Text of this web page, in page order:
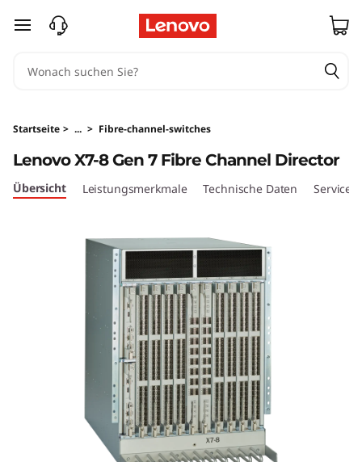
B
a
d
zum Hauptinhalt springen
Startseite > ... > Fibre-channel-switches
Lenovo X7-8 Gen 7 Fibre Channel Director
Übersicht Leistungsmerkmale Technische Daten Services